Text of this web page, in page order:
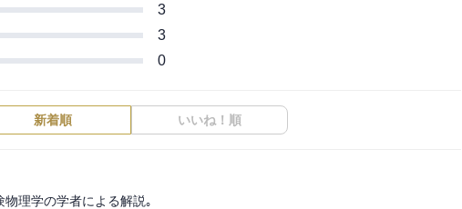
3
3
0
新着順 いいね！順
理学の学者による解説｡